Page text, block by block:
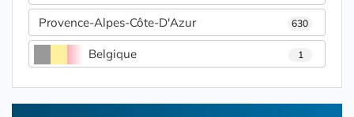
Provence-Alpes-Côte-D'Azur 630
Belgique 1